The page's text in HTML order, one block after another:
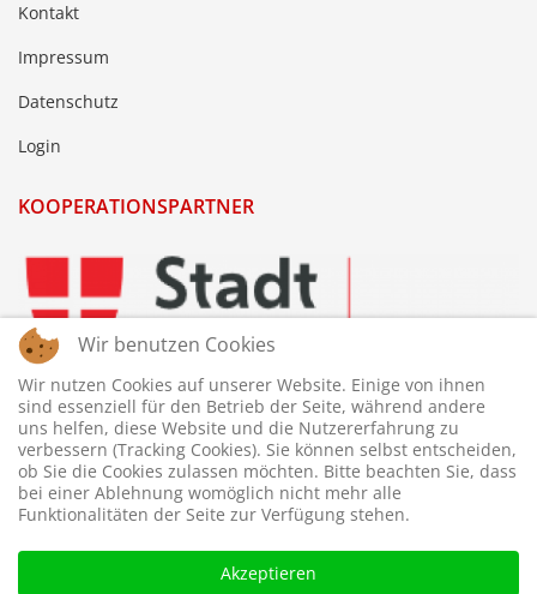
Kontakt
Impressum
Datenschutz
Login
KOOPERATIONSPARTNER
Wir benutzen Cookies
Wir nutzen Cookies auf unserer Website. Einige von ihnen
sind essenziell für den Betrieb der Seite, während andere
uns helfen, diese Website und die Nutzererfahrung zu
verbessern (Tracking Cookies). Sie können selbst entscheiden,
ob Sie die Cookies zulassen möchten. Bitte beachten Sie, dass
bei einer Ablehnung womöglich nicht mehr alle
Funktionalitäten der Seite zur Verfügung stehen.
Akzeptieren